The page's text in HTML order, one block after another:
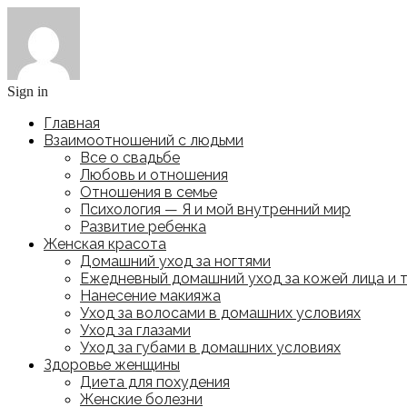
Sign in
Главная
Взаимоотношений с людьми
Все о свадьбе
Любовь и отношения
Отношения в семье
Психология — Я и мой внутренний мир
Развитие ребенка
Женская красота
Домашний уход за ногтями
Ежедневный домашний уход за кожей лица и
Нанесение макияжа
Уход за волосами в домашних условиях
Уход за глазами
Уход за губами в домашних условиях
Здоровье женщины
Диета для похудения
Женские болезни